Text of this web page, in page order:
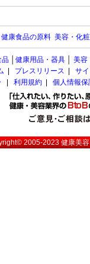
健康食品の原料 美容・化
品 健康用品・器具 美容
プレスリリース
サ
利用規約 個人情報
2005-2023健康美